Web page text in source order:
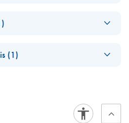
of DNA from tissue and other
(1)